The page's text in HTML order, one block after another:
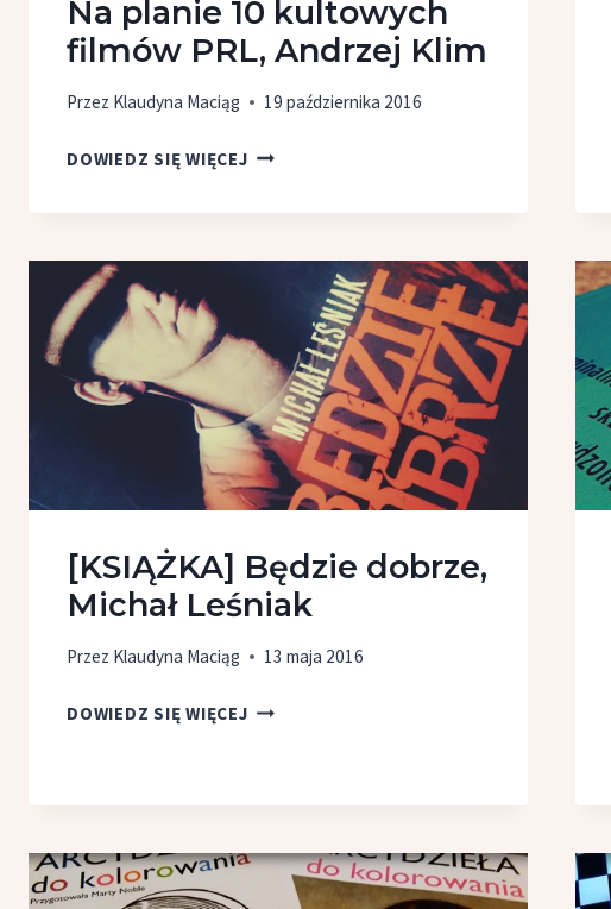
Na planie 10 kultowych
filmów PRL, Andrzej Klim
Przez Klaudyna Maciąg 19 października 2016
DOWIEDZ SIĘ WIĘCEJ[KSIĄŻKA]
10
KULTOWYCH
FILMÓW
PRL,
ANDRZEJ
KLIM
[KSIĄŻKA] Będzie dobrze,
Michał Leśniak
Przez Klaudyna Maciąg 13 maja 2016
DOWIEDZ SIĘ WIĘCEJ[KSIĄŻKA]